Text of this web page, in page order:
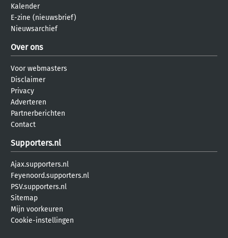
Kalender
E-zine (nieuwsbrief)
Nieuwsarchief
Over ons
Voor webmasters
Disclaimer
Privacy
Adverteren
Partnerberichten
Contact
Supporters.nl
Ajax.supporters.nl
Feyenoord.supporters.nl
PSV.supporters.nl
Sitemap
Mijn voorkeuren
Cookie-instellingen